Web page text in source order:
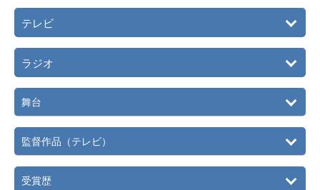
テレビ
ラジオ
舞台
監督作品（テレビ）
受賞歴